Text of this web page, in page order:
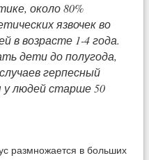
около 80%
язвочек во
в возрасте 1-4 года.
дети до полугода,
герпесный
людей старше 50
размножается в больших